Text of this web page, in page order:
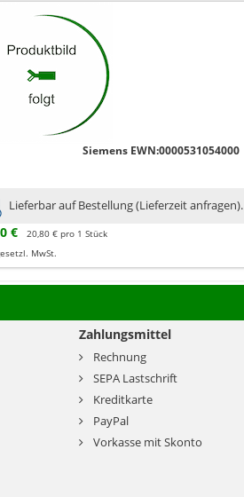
Siemens EWN:0000531054000
Lieferbar auf Bestellung (Lieferzeit anfragen).
€
20,80 € pro 1 Stück
MwSt.
Zahlungsmittel
Rechnung
SEPA Lastschrift
Kreditkarte
PayPal
Vorkasse mit Skonto